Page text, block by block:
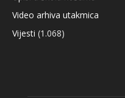
Video arhiva utakmica
Vijesti (1.068)